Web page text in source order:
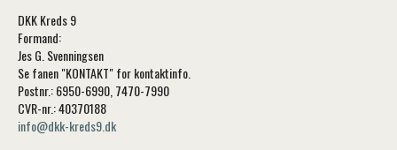
DKK Kreds 9
Formand:
Jes G. Svenningsen
Se fanen "KONTAKT" for kontaktinfo.
Postnr.: 6950-6990, 7470-7990
CVR-nr.: 40370188
info@dkk-kreds9.dk